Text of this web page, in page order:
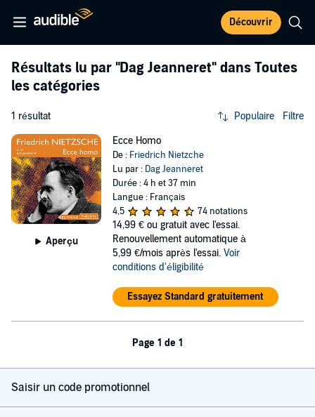
Découvrir
Résultats lu par "Dag Jeanneret" dans Toutes
les catégories
1 résultat Populaire Filtre
Aperçu
Ecce Homo
De : Friedrich Nietzche
Lu par : Dag Jeanneret
Durée : 4 h et 37 min
Langue : Français
4,5
74 notations
14,99 € ou gratuit avec l'essai.
Renouvellement automatique à
5,99 €/mois après l'essai. Voir
conditions d'éligibilité
Essayez Standard gratuitement
Page 1 de 1
Saisir un code promotionnel